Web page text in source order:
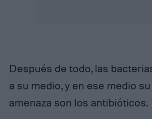
Después de todo, las
a su medio, y en ese medio
amenaza son los antibióticos.